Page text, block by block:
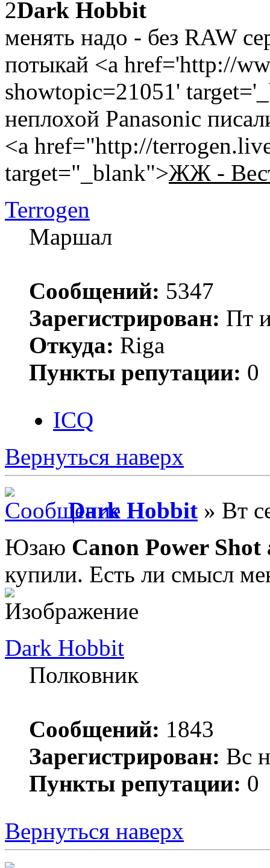
2Dark Hobbit
менять надо - без RAW
потыкай <a href='http://
showtopic=21051'
неплохой Panasonic
<a href="http://
target="_blank">ЖЖ -
Terrogen
Маршал
Сообщений: 5347
Зарегистрирован: Пт
Откуда: Riga
Пункты репутации: 0
ICQ
Вернуться наверх
Dark Hobbit » Вт
Юзаю Canon Power Shot
купили. Есть ли смысл
Dark Hobbit
Полковник
Сообщений: 1843
Зарегистрирован: Вс
Пункты репутации: 0
Вернуться наверх